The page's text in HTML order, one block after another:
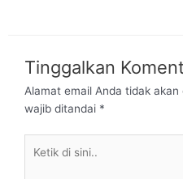
Tinggalkan
Alamat email Anda tidak akan
wajib ditandai *